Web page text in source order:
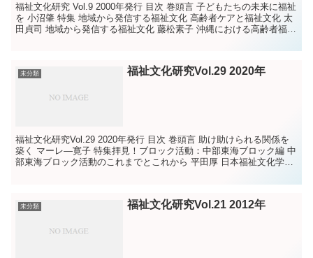
福祉文化研究 Vol.9 2000年発行 目次 巻頭言 子どもたちの未来に福祉
を 小沼肇 特集 地域から発信する福祉文化 高齢者ケアと福祉文化 太
田貞司 地域から発信する福祉文化 藤松素子 沖縄における高齢者福祉
未分類 福祉文化研究Vol.29 2020年
福祉文化研究Vol.29 2020年発行 目次 巻頭言 助け助けられる関係を
築く マーレ―寛子 特集拝見！ブロック活動：中部東海ブロック編 中
部東海ブロック活動のこれまでとこれから 平田厚 日本福祉文化学会
未分類 福祉文化研究Vol.21 2012年